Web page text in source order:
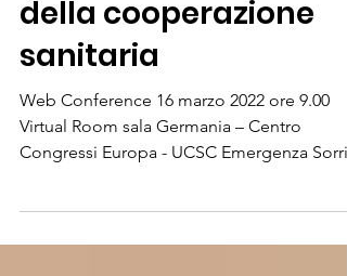
chirurgia a distanza:
La nuova frontiera
della cooperazione
sanitaria
Web Conference 16 marzo 2022 ore 9.00